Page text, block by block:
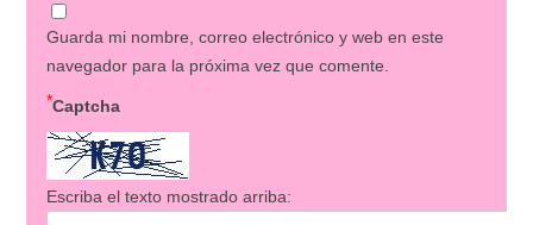
Guarda mi nombre, correo electrónico y web en este
navegador para la próxima vez que comente.
Captcha
*
Escriba el texto mostrado arriba: